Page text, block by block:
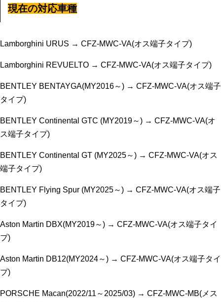
現在の対応車種
Lamborghini URUS → CFZ-MWC-VA(オス端子タイプ)
Lamborghini REVUELTO → CFZ-MWC-VA(オス端子タイプ)
BENTLEY BENTAYGA(MY2016～) → CFZ-MWC-VA(オス端子
タイプ)
BENTLEY Continental GTC (MY2019～) → CFZ-MWC-VA(オ
ス端子タイプ)
BENTLEY Continental GT (MY2025～) → CFZ-MWC-VA(オス
端子タイプ)
BENTLEY Flying Spur (MY2025～) → CFZ-MWC-VA(オス端子
タイプ)
Aston Martin DBX(MY2019～) → CFZ-MWC-VA(オス端子タイ
プ)
Aston Martin DB12(MY2024～) → CFZ-MWC-VA(オス端子タイ
プ)
PORSCHE Macan(2022/11～2025/03) → CFZ-MWC-MB(メス